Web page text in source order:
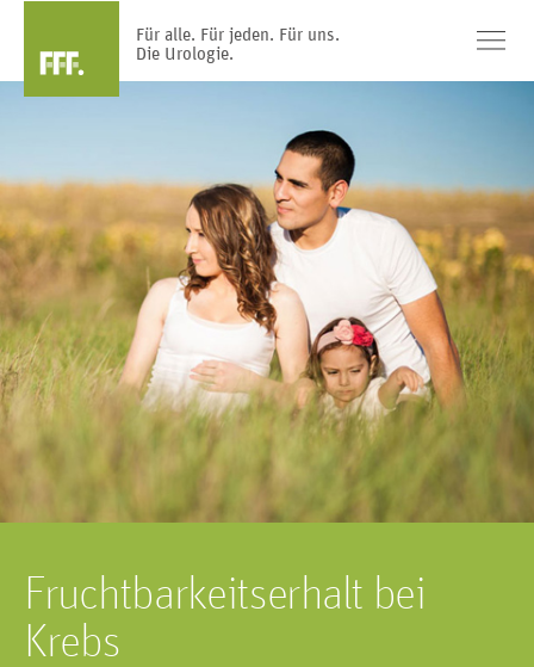
Für alle. Für jeden. Für uns.
Die Urologie.
Fruchtbarkeitserhalt bei
Krebs